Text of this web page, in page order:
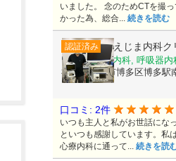
いました。 念のためCTを撮
かった為、総合... 続きを読む
認証済み そえじま内科ク
内科, 消化器内科, 呼吸器内
福岡県福岡市博多区博多駅
口コミ: 2件
いつも主人と私がお世話にな
といつも感謝しています。私
心療内科に通って... 続きを読